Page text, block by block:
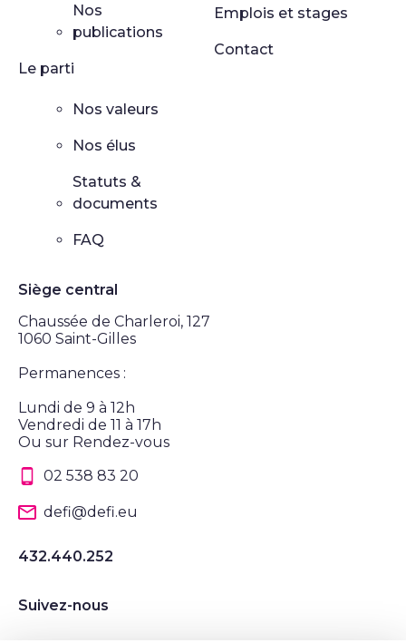
Nos
publications
Le parti
Nos valeurs
Nos élus
Statuts &
documents
FAQ
Emplois et stages
Contact
Siège central
Chaussée de Charleroi, 127
1060 Saint-Gilles
Permanences :
Lundi de 9 à 12h
Vendredi de 11 à 17h
Ou sur Rendez-vous
02 538 83 20
defi@defi.eu
432.440.252
Suivez-nous